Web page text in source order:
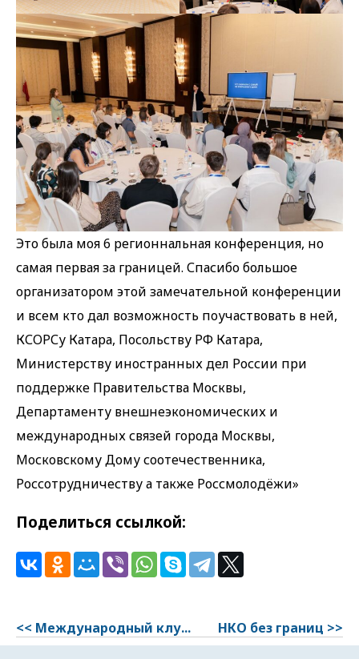
Это была моя 6 регионнальная конференция, но
самая первая за границей. Спасибо большое
организатором этой замечательной конференции
и всем кто дал возможность поучаствовать в ней,
КСОРСу Катара, Посольству РФ Катара,
Министерству иностранных дел России при
поддержке Правительства Москвы,
Департаменту внешнеэкономических и
международных связей города Москвы,
Московскому Дому соотечественника,
Россотрудничеству а также Россмолодёжи»
Поделиться ссылкой:
<< Международный клу... НКО без границ >>